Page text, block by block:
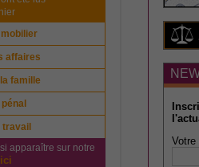
affaires
famille
travail
apparaître sur notre
Votre